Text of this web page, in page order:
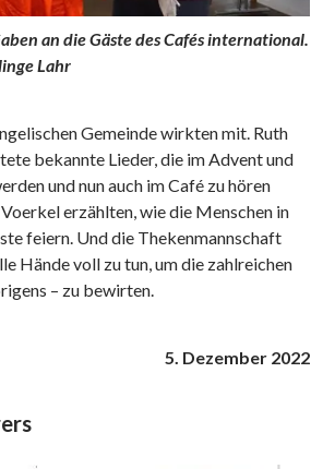
an die Gäste des Cafés international.
Lahr
Gemeinde wirkten mit. Ruth
bekannte Lieder, die im Advent und
und nun auch im Café zu hören
erzählten, wie die Menschen in
feiern. Und die Thekenmannschaft
Hände voll zu tun, um die zahlreichen
– zu bewirten.
5. Dezember 2022